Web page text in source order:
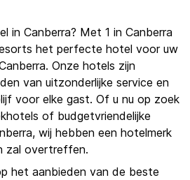
in Canberra? Met 1 in Canberra
het perfecte hotel voor uw
Onze hotels zijn
van uitzonderlijke service en
voor elke gast. Of u nu op zoek
of budgetvriendelijke
wij hebben een hotelmerk
zal overtreffen.
het aanbieden van de beste